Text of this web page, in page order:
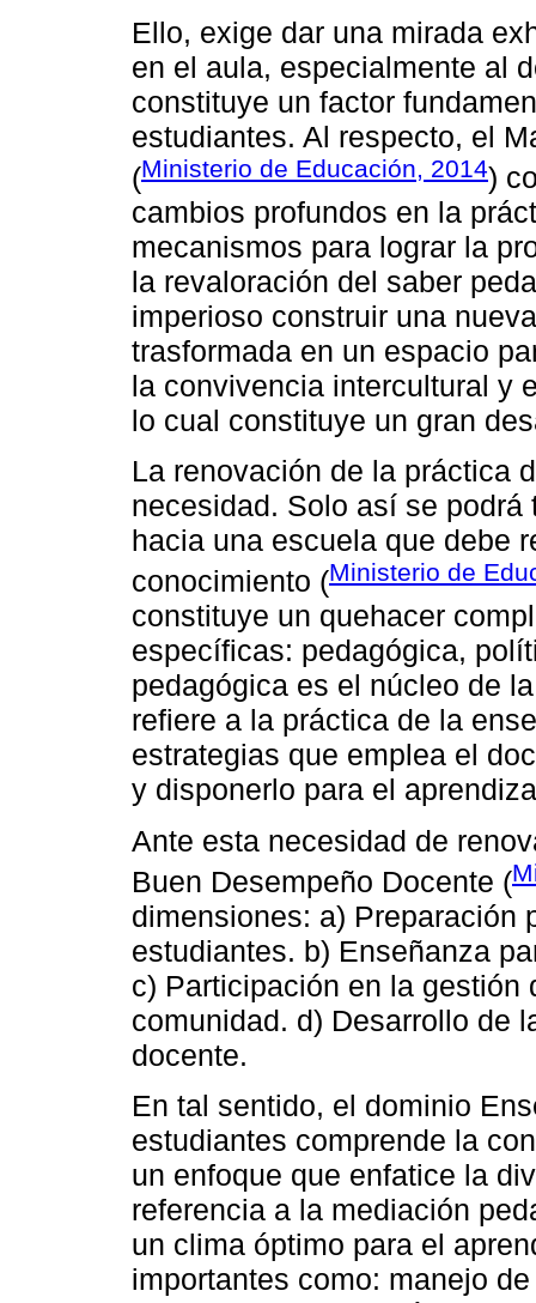
Ello, exige dar una mirada
en el aula, especialmente al
constituye un factor
estudiantes. Al respecto, el
(Ministerio de Educación, 2014)
cambios profundos en la
mecanismos para lograr la
la revaloración del saber
imperioso construir una
trasformada en un espacio
la convivencia intercultural y
lo cual constituye un gran
La renovación de la práctica
necesidad. Solo así se
hacia una escuela que debe
conocimiento (Ministerio de
constituye un quehacer
específicas: pedagógica,
pedagógica es el núcleo de
refiere a la práctica de la
estrategias que emplea el
y disponerlo para el
Ante esta necesidad de
Buen Desempeño Docente (
dimensiones: a) Preparación
estudiantes. b) Enseñanza
c) Participación en la
comunidad. d) Desarrollo de
docente.
En tal sentido, el dominio
estudiantes comprende la
un enfoque que enfatice la
referencia a la mediación
un clima óptimo para el
importantes como: manejo